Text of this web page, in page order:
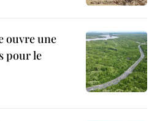
ouvre une
pour le